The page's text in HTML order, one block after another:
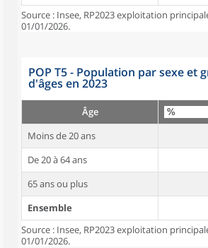
Source : Insee, RP2023 exploitation
01/01/2026.
POP T5 - Population par sexe et
d'âges en 2023
Âge
Moins de 20 ans
De 20 à 64 ans
65 ans ou plus
Ensemble
Source : Insee, RP2023 exploitation
01/01/2026.